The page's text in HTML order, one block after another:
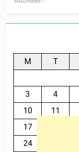
M T
3
4
10
11
17
24